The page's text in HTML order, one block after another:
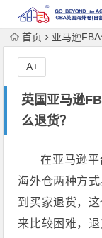
首页 亚马逊
英国亚马逊
么退货？
A+
在亚马逊
海外仓两种方
到买家退货，
来比较困难，